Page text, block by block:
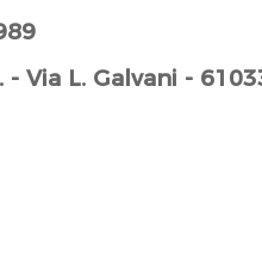
- Via L. Galvani -